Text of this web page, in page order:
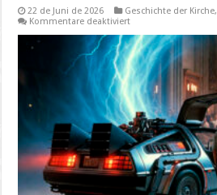
22 de Juni de 2026 Geschichte der Kirche,
Kommentare deaktiviertfür
Alter
der
traditionellen
Messe:
ein
lebendiger
Schatz,
der
in
den
ersten
Jahrhunderten
des
Christentums
verwurzelt